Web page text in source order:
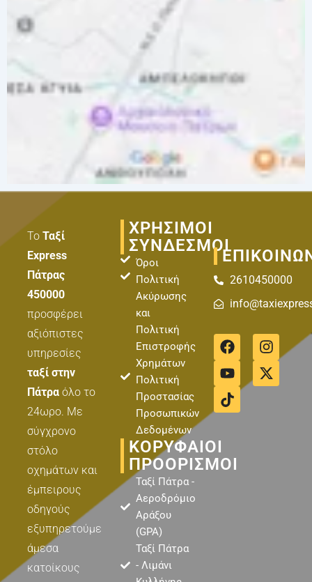
Το Ταξί
Express
Πάτρας
450000
προσφέρει
αξιόπιστες
υπηρεσίες
ταξί στην
Πάτραόλο το
24ωρο. Με
σύγχρονο
στόλο
οχημάτων και
έμπειρους
οδηγούς
εξυπηρετούμε
άμεσα
κατοίκους
ΧΡΗΣΙΜΟΙ
ΣΥΝΔΕΣΜΟΙ
Όροι
Πολιτική
Ακύρωσης
και
Πολιτική
Επιστροφής
Χρημάτων
Πολιτική
Προστασίας
Προσωπικών
Δεδομένων
ΚΟΡΥΦΑΊΟΙ
ΠΡΟΟΡΙΣΜΟΊ
Ταξί Πάτρα -
Αεροδρόμιο
Αράξου
(GPA)
Ταξί Πάτρα
- Λιμάνι
2610450000
F
a
c
e
b
o
I
n
s
t
Y
o
u
t
u
b
X
-
t
w
T
i
k
t
o
k